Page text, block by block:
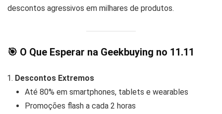
descontos agressivos em milhares de produtos.
🎯 O Que Esperar na Geekbuying no 11.11
Descontos Extremos
Até 80% em smartphones, tablets e wearables
Promoções flash a cada 2 horas